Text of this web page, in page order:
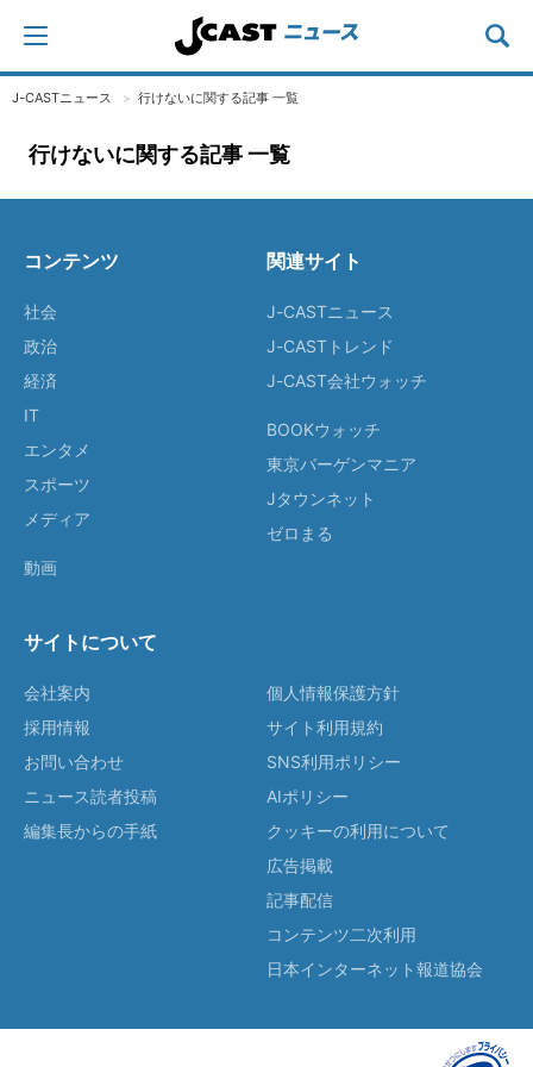
J-CASTニュース 行けないに関する記事 一覧
行けないに関する記事 一覧
コンテンツ
社会
政治
経済
IT
エンタメ
スポーツ
メディア
動画
関連サイト
J-CASTニュース
J-CASTトレンド
J-CAST会社ウォッチ
BOOKウォッチ
東京バーゲンマニア
Jタウンネット
ゼロまる
サイトについて
会社案内
採用情報
お問い合わせ
ニュース読者投稿
編集長からの手紙
個人情報保護方針
サイト利用規約
SNS利用ポリシー
AIポリシー
クッキーの利用について
広告掲載
記事配信
コンテンツ二次利用
日本インターネット報道協会